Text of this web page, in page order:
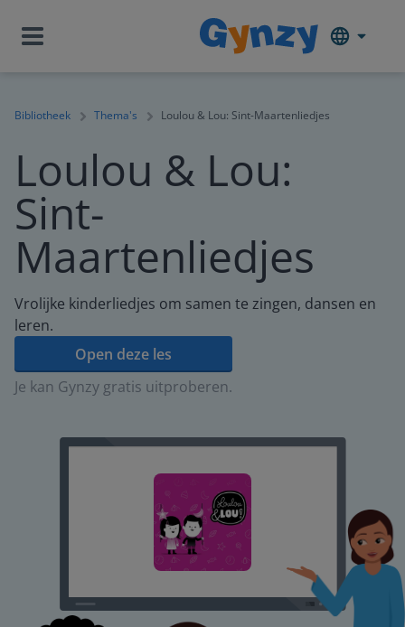
Bibliotheek Thema's Loulou & Lou: Sint-Maartenliedjes
Loulou & Lou:
Sint-
Maartenliedjes
Vrolijke kinderliedjes om samen te zingen, dansen en
leren.
Open deze les
Je kan Gynzy gratis uitproberen.